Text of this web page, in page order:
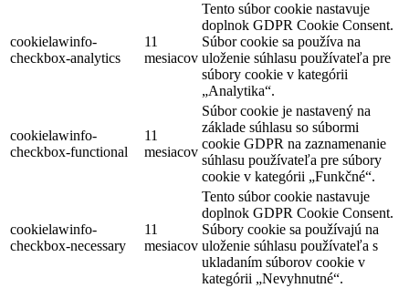
cookielawinfo-
checkbox-analytics
11
mesiacov
Tento súbor cookie nastavuje
doplnok GDPR Cookie Consent.
Súbor cookie sa používa na
uloženie súhlasu používateľa pre
súbory cookie v kategórii
„Analytika“.
cookielawinfo-
checkbox-functional
11
mesiacov
Súbor cookie je nastavený na
základe súhlasu so súbormi
cookie GDPR na zaznamenanie
súhlasu používateľa pre súbory
cookie v kategórii „Funkčné“.
cookielawinfo-
checkbox-necessary
11
mesiacov
Tento súbor cookie nastavuje
doplnok GDPR Cookie Consent.
Súbory cookie sa používajú na
uloženie súhlasu používateľa s
ukladaním súborov cookie v
kategórii „Nevyhnutné“.